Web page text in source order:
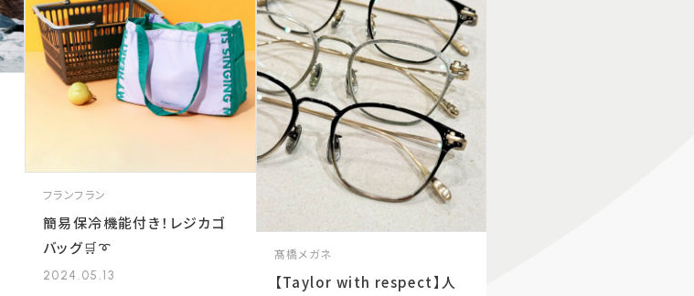
フランフラン
簡易保冷機能付き！レジカゴ
バッグ🛒➰
2024.05.13
髙橋メガネ
【Taylor with respect】人